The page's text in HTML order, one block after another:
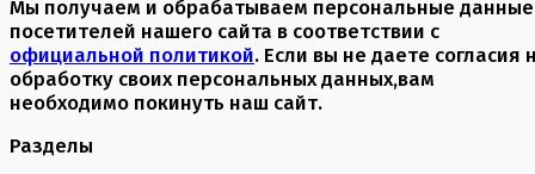
Мы получаем и обрабатываем персональные данные
посетителей нашего сайта в соответствии с
официальной политикой. Если вы не даете согласия
обработку своих персональных данных,вам
необходимо покинуть наш сайт.
Разделы